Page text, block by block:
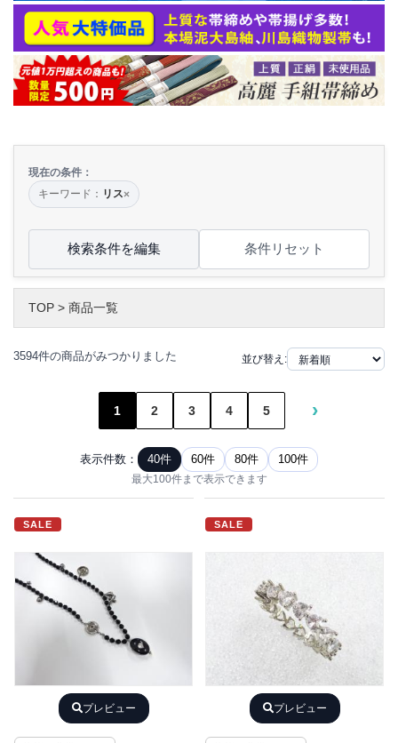
現在の条件：
キーワード： リス×
検索条件を編集 条件リセット
TOP > 商品一覧
3594件の商品がみつかりました 並び替え:
1 2 3 4 5 ›
表示件数： 40件 60件 80件 100件
最大100件まで表示できます
SALE
プレビュー
SALE
プレビュー